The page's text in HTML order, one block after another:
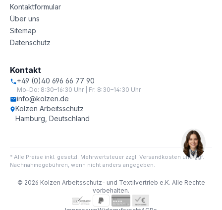
Kontaktformular
Über uns
Sitemap
Datenschutz
Kontakt
+49 (0)40 696 66 77 90
Mo–Do: 8:30–16:30 Uhr | Fr: 8:30–14:30 Uhr
info@kolzen.de
Kolzen Arbeitsschutz
Hamburg, Deutschland
* Alle Preise inkl. gesetzl. Mehrwertsteuer zzgl. Versandkosten und ggf.
Nachnahmegebühren, wenn nicht anders angegeben.
© 2026 Kolzen Arbeitsschutz- und Textilvertrieb e.K. Alle Rechte
vorbehalten.